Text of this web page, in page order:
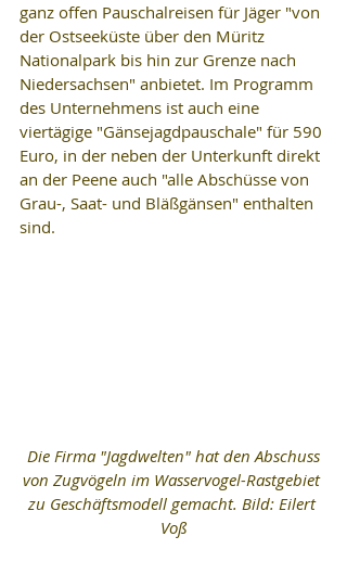
ganz offen Pauschalreisen für Jäger "von
der Ostseeküste über den Müritz
Nationalpark bis hin zur Grenze nach
Niedersachsen" anbietet. Im Programm
des Unternehmens ist auch eine
viertägige "Gänsejagdpauschale" für 590
Euro, in der neben der Unterkunft direkt
an der Peene auch "alle Abschüsse von
Grau-, Saat- und Bläßgänsen" enthalten
sind.
von Zugvögeln im Wasservogel-Rastgebiet
zu Geschäftsmodell gemacht. Bild: Eilert
Voß